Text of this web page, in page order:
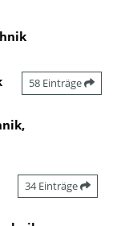
58 Einträge
34 Einträge